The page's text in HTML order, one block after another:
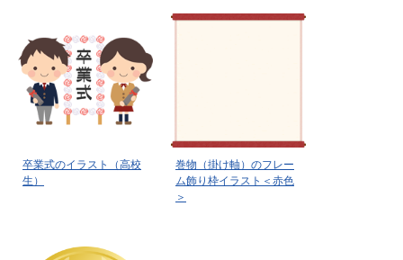
卒業式のイラスト（高校
生）
巻物（掛け軸）のフレー
ム飾り枠イラスト＜赤色
＞